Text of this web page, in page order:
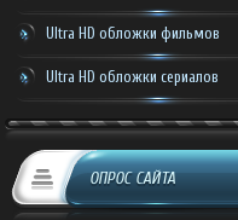
Ultra HD обложки фильмов
Ultra HD обложки сериалов
ОПРОС САЙТА